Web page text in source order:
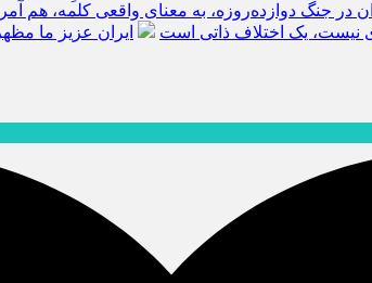
در جنگ دوازده‌روزه، به معنای واقعی کلمه، هم
نیست، یک اختلاف ذاتی است
ایران عزیز ما